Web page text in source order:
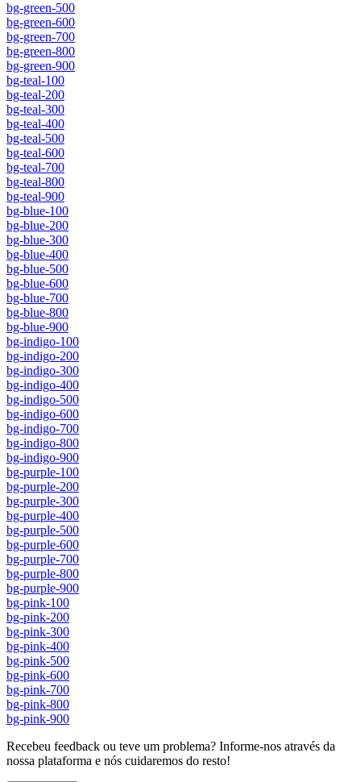
bg-green-500
bg-green-600
bg-green-700
bg-green-800
bg-green-900
bg-teal-100
bg-teal-200
bg-teal-300
bg-teal-400
bg-teal-500
bg-teal-600
bg-teal-700
bg-teal-800
bg-teal-900
bg-blue-100
bg-blue-200
bg-blue-300
bg-blue-400
bg-blue-500
bg-blue-600
bg-blue-700
bg-blue-800
bg-blue-900
bg-indigo-100
bg-indigo-200
bg-indigo-300
bg-indigo-400
bg-indigo-500
bg-indigo-600
bg-indigo-700
bg-indigo-800
bg-indigo-900
bg-purple-100
bg-purple-200
bg-purple-300
bg-purple-400
bg-purple-500
bg-purple-600
bg-purple-700
bg-purple-800
bg-purple-900
bg-pink-100
bg-pink-200
bg-pink-300
bg-pink-400
bg-pink-500
bg-pink-600
bg-pink-700
bg-pink-800
bg-pink-900
Recebeu feedback ou teve um problema? Informe-nos através da
nossa plataforma e nós cuidaremos do resto!